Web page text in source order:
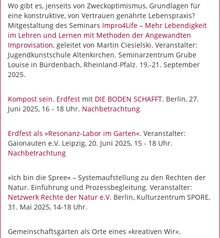
Wo gibt es, jenseits von Zweckoptimismus, Grundlagen für
eine konstruktive, von Vertrauen genährte Lebenspraxis?
Mitgestaltung des Seminars Impro4Life – Mehr Lebendigkeit
im Lehren und Lernen mit Methoden der Angewandten
Improvisation, geleitet von Martin Ciesielski. Veranstalter:
Jugendkunstschule Altenkirchen. Seminarzentrum Grube
Louise in Bürdenbach, Rheinland-Pfalz. 19.-21. September
2025.
Kompost sein. Erdfest mit DIE BODEN SCHAFFT. Berlin, 27.
Juni 2025, 16 - 18 Uhr. Nachbetrachtung
Erdfest als »Resonanz-Labor im Garten«. Veranstalter:
Gaionauten e.V. Leipzig, 20. Juni 2025, 15 - 18 Uhr.
Nachbetrachtung
»Ich bin die Spree« – Systemaufstellung zu den Rechten der
Natur. Einführung und Prozessbegleitung. Veranstalter:
Netzwerk Rechte der Natur e.V. Berlin, Kulturzentrum SPORE,
31. Mai 2025, 14-18 Uhr.
Gemeinschaftsgärten als Orte eines »kreativen Wir«.